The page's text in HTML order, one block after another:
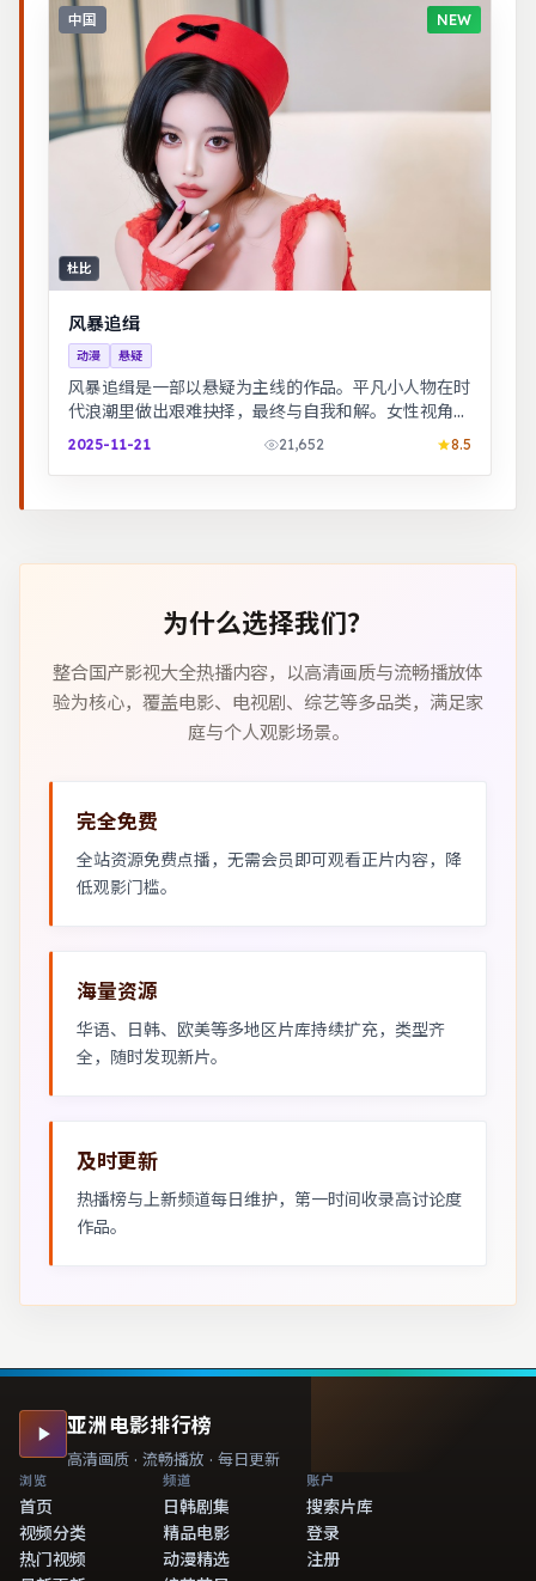
中国 NEW
杜比
风暴追缉
动漫 悬疑
风暴追缉是一部以悬疑为主线的作品。平凡小人物在时
代浪潮里做出艰难抉择，最终与自我和解。女性视角下
的职场与家庭平衡议题，台词犀利，共鸣感强。
2025-11-21 21,652 8.5
为什么选择我们？
整合国产影视大全热播内容，以高清画质与流畅播放体
验为核心，覆盖电影、电视剧、综艺等多品类，满足家
庭与个人观影场景。
完全免费
全站资源免费点播，无需会员即可观看正片内容，降
低观影门槛。
海量资源
华语、日韩、欧美等多地区片库持续扩充，类型齐
全，随时发现新片。
及时更新
热播榜与上新频道每日维护，第一时间收录高讨论度
作品。
亚洲电影排行榜
高清画质 · 流畅播放 · 每日更新
浏览
首页
视频分类
热门视频
频道
日韩剧集
精品电影
动漫精选
账户
搜索片库
登录
注册